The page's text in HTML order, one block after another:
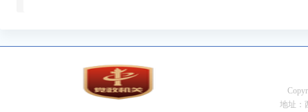
地址：